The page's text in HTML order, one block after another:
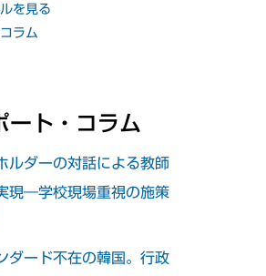
を見る
ラム
ート・コラム
ルダーの対話による教師
現―学校現場重視の施策
ダード不在の韓国。行政